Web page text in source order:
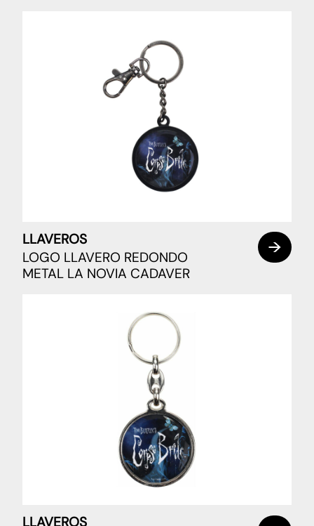
LLAVEROS
LOGO LLAVERO REDONDO
METAL LA NOVIA CADAVER
LLAVEROS